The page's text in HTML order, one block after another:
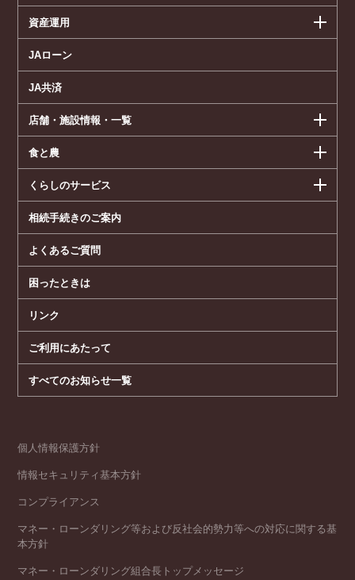
資産運用
JAローン
JA共済
店舗・施設情報・一覧
食と農
くらしのサービス
相続手続きのご案内
よくあるご質問
困ったときは
リンク
ご利用にあたって
すべてのお知らせ一覧
個人情報保護方針
情報セキュリティ基本方針
コンプライアンス
マネー・ローンダリング等および反社会的勢力等への対応に関する基
本方針
マネー・ローンダリング組合長トップメッセージ